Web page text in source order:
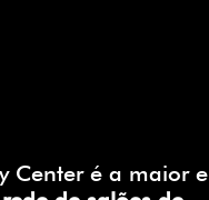
Center é a maior e